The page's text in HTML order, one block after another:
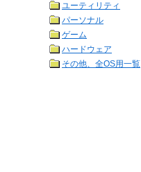
ユーティリティ
パーソナル
ゲーム
ハードウェア
その他、全OS用一覧